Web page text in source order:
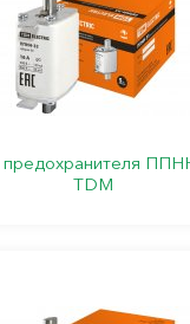
предохранителя
TDM